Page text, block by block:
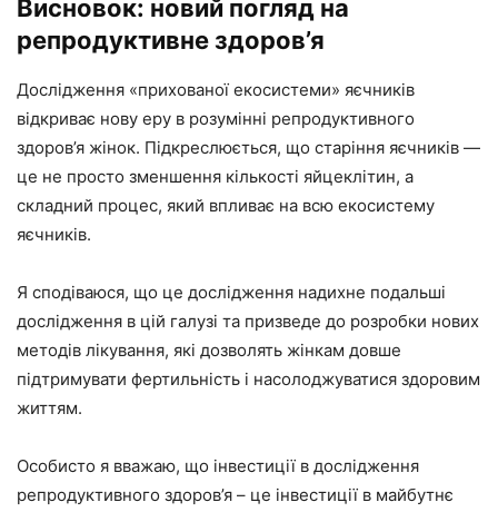
Висновок: новий погляд на
репродуктивне здоров’я
Дослідження «прихованої екосистеми» яєчників
відкриває нову еру в розумінні репродуктивного
здоров’я жінок. Підкреслюється, що старіння яєчників —
це не просто зменшення кількості яйцеклітин, а
складний процес, який впливає на всю екосистему
яєчників.
Я сподіваюся, що це дослідження надихне подальші
дослідження в цій галузі та призведе до розробки нових
методів лікування, які дозволять жінкам довше
підтримувати фертильність і насолоджуватися здоровим
життям.
Особисто я вважаю, що інвестиції в дослідження
репродуктивного здоров’я – це інвестиції в майбутнє